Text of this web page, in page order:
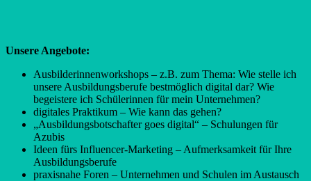
Unsere Angebote:
Ausbilderinnenworkshops – z.B. zum Thema: Wie stelle ich
unsere Ausbildungsberufe bestmöglich digital dar? Wie
begeistere ich Schülerinnen für mein Unternehmen?
digitales Praktikum – Wie kann das gehen?
„Ausbildungsbotschafter goes digital“ – Schulungen für
Azubis
Ideen fürs Influencer-Marketing – Aufmerksamkeit für Ihre
Ausbildungsberufe
praxisnahe Foren – Unternehmen und Schulen im Austausch